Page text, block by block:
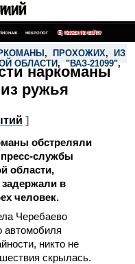
НЕКРОЛОГ ПОИСК ПО САЙТУ
, ПРОХОЖИХ,
ИЗ
ОБЛАСТИ, "ВАЗ-21099",
наркоманы
ружья
]
обстреляли
службы
области,
задержали в
человек.
Черебаево
автомобиля
никто не
скрылась.